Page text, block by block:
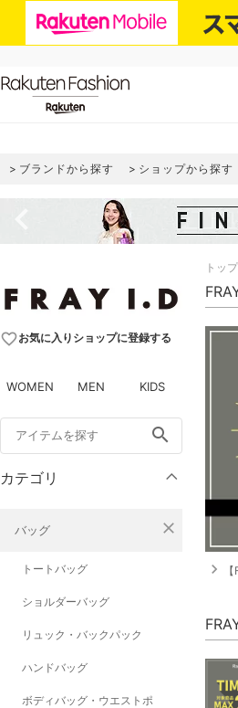
ブランドから探す ショップから探す
favorite_borderお気に入りショップに登録する
WOMEN MEN KIDS
search
カテゴリ
バッグ close
トートバッグ
ショルダーバッグ
リュック・バックパック
ハンドバッグ
ボディバッグ・ウエストポ
トップ
navigate_next